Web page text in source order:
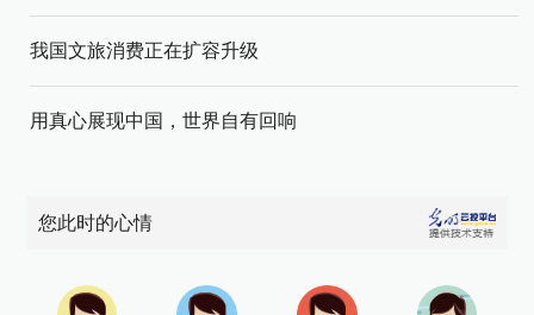
我国文旅消费正在扩容升级
用真心展现中国，世界自有回响
您此时的心情